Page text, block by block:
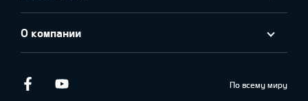
О компании
Facebook По всему миру